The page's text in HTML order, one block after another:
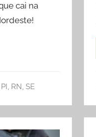
cai na
PI , RN, SE